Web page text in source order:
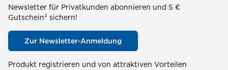
Newsletter für Privatkunden abonnieren und 5 €
Gutschein² sichern!
Zur Newsletter-Anmeldung
Produkt registrieren und von attraktiven Vorteilen